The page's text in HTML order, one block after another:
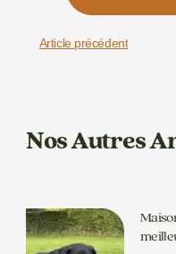
Article précédent
Nos Autres